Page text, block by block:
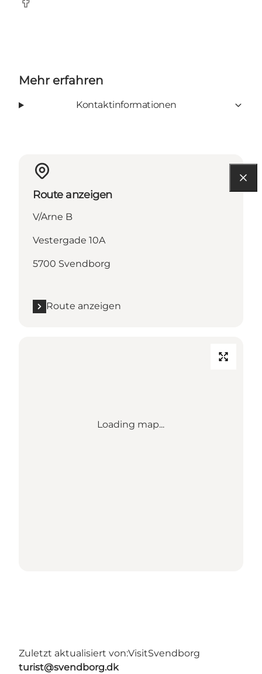
facebook
Mehr erfahren
Kontaktinformationen
Route anzeigen
V/Arne B
Vestergade 10A
5700 Svendborg
Route anzeigen
Loading map...
Zuletzt aktualisiert von:VisitSvendborg
turist@svendborg.dk